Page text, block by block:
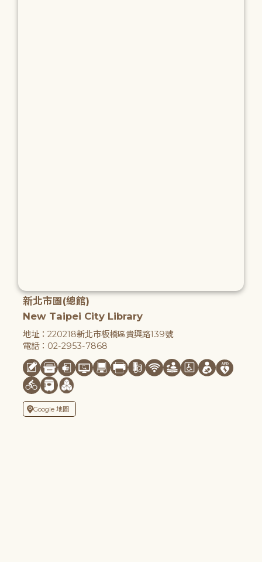
新北市圖(總館)
New Taipei City Library
地址：220218新北市板橋區貴興路139號
電話：02-2953-7868
Google 地圖